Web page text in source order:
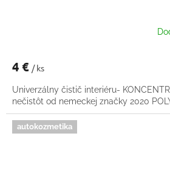
4 € / ks
Univerzálny čistič interiéru-
nečistôt od nemeckej značky 2020
autokozmetika